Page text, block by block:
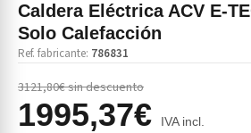
Caldera Eléctrica ACV E-
Solo Calefacción
Ref. fabricante: 786831
3121,80€ sin descuento
1995,37€ IVA incl.